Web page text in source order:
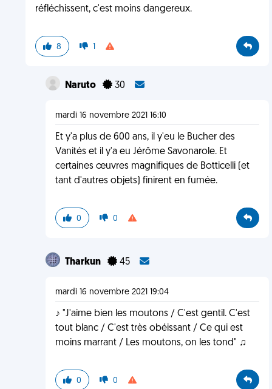
réfléchissent, c'est moins dangereux.
8 1
Naruto 30
mardi 16 novembre 2021 16:10
Et y'a plus de 600 ans, il y'eu le Bucher des
Vanités et il y'a eu Jérôme Savonarole. Et
certaines œuvres magnifiques de Botticelli (et
tant d'autres objets) finirent en fumée.
0 0
Tharkun 45
mardi 16 novembre 2021 19:04
♪ "J'aime bien les moutons / C'est gentil. C'est
tout blanc / C'est très obéissant / Ce qui est
moins marrant / Les moutons, on les tond" ♫
0 0